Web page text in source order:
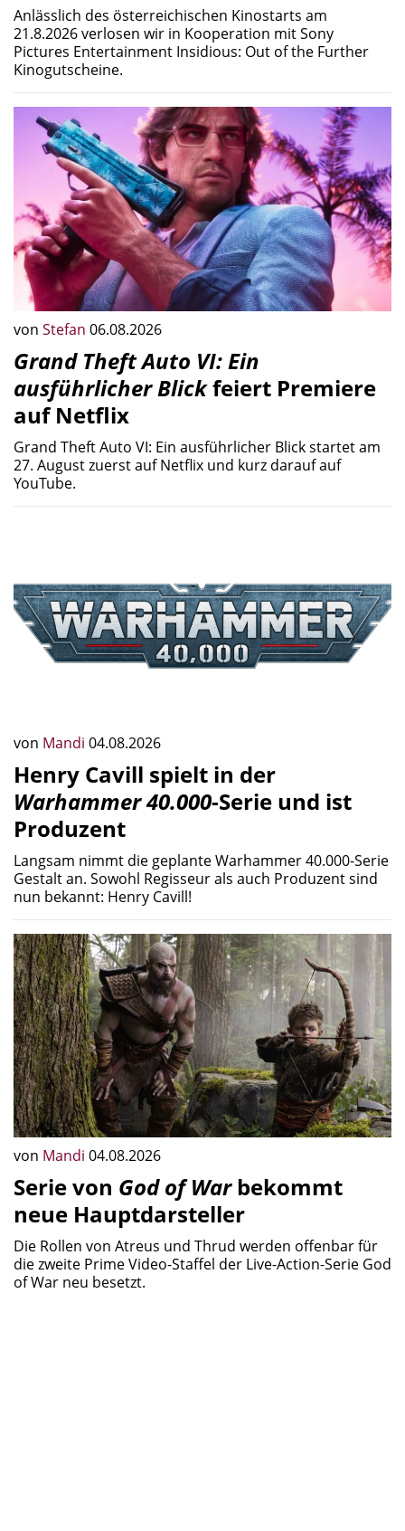
Anlässlich des österreichischen Kinostarts am
21.8.2026 verlosen wir in Kooperation mit Sony
Pictures Entertainment Insidious: Out of the Further
Kinogutscheine.
von Stefan 06.08.2026
Grand Theft Auto VI: Ein
ausführlicher Blickfeiert Premiere
auf Netflix
Grand Theft Auto VI: Ein ausführlicher Blick startet am
27. August zuerst auf Netflix und kurz darauf auf
YouTube.
von Mandi 04.08.2026
Henry Cavill spielt in der
Warhammer 40.000-Serie und ist
Produzent
Langsam nimmt die geplante Warhammer 40.000-Serie
Gestalt an. Sowohl Regisseur als auch Produzent sind
nun bekannt: Henry Cavill!
von Mandi 04.08.2026
Serie von God of Warbekommt
neue Hauptdarsteller
Die Rollen von Atreus und Thrud werden offenbar für
die zweite Prime Video-Staffel der Live-Action-Serie God
of War neu besetzt.